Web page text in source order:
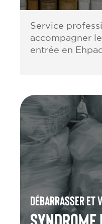
Service
accompagner
entrée en Ehpad.
Débarrasser et